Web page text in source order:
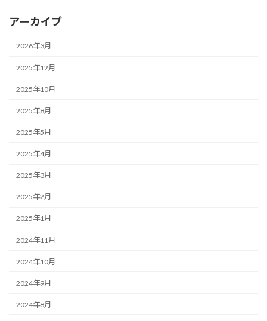
アーカイブ
2026年3月
2025年12月
2025年10月
2025年8月
2025年5月
2025年4月
2025年3月
2025年2月
2025年1月
2024年11月
2024年10月
2024年9月
2024年8月